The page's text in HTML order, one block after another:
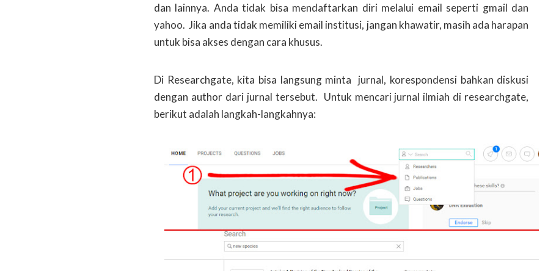
dan lainnya. Anda tidak bisa mendaftarkan diri melalui email seperti gmail dan
yahoo. Jika anda tidak memiliki email institusi, jangan khawatir, masih ada harapan
untuk bisa akses dengan cara khusus.
Di Researchgate, kita bisa langsung minta jurnal, korespondensi bahkan diskusi
dengan author dari jurnal tersebut. Untuk mencari jurnal ilmiah di researchgate,
berikut adalah langkah-langkahnya: